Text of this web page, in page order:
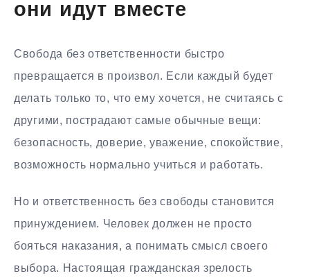
они идут вместе
Свобода без ответственности быстро
превращается в произвол. Если каждый будет
делать только то, что ему хочется, не считаясь с
другими, пострадают самые обычные вещи:
безопасность, доверие, уважение, спокойствие,
возможность нормально учиться и работать.
Но и ответственность без свободы становится
принуждением. Человек должен не просто
бояться наказания, а понимать смысл своего
выбора. Настоящая гражданская зрелость